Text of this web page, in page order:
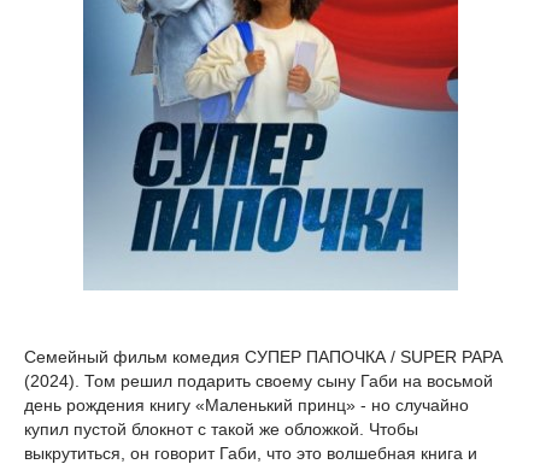
Семейный фильм комедия СУПЕР ПАПОЧКА / SUPER PAPA
(2024). Том решил подарить своему сыну Габи на восьмой
день рождения книгу «Маленький принц» - но случайно
купил пустой блокнот с такой же обложкой. Чтобы
выкрутиться, он говорит Габи, что это волшебная книга и